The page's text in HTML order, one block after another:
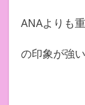
ANAよりも重
の印象が強い